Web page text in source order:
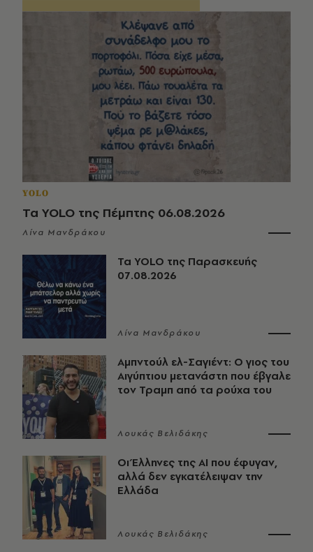
YOLO
Τα YOLO της Πέμπτης 06.08.2026
Λίνα Μανδράκου
Τα YOLO της Παρασκευής
07.08.2026
Λίνα Μανδράκου
Αμπντούλ ελ-Σαγιέντ: Ο γιος του
Αιγύπτιου μετανάστη που έβγαλε
τον Τραμπ από τα ρούχα του
Λουκάς Βελιδάκης
Οι Έλληνες της ΑΙ που έφυγαν,
αλλά δεν εγκατέλειψαν την
Ελλάδα
Λουκάς Βελιδάκης